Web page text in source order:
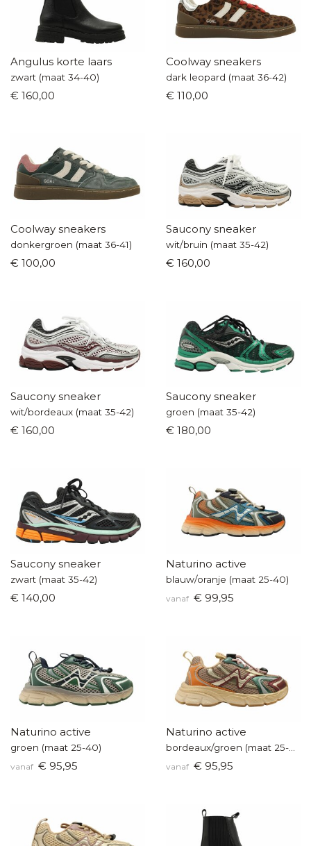
Angulus korte laars
zwart (maat 34-40)
€ 160,00
Coolway sneakers
dark leopard (maat 36-42)
€ 110,00
Coolway sneakers
donkergroen (maat 36-41)
€ 100,00
Saucony sneaker
wit/bruin (maat 35-42)
€ 160,00
Saucony sneaker
wit/bordeaux (maat 35-42)
€ 160,00
Saucony sneaker
groen (maat 35-42)
€ 180,00
Saucony sneaker
zwart (maat 35-42)
€ 140,00
Naturino active
blauw/oranje (maat 25-40)
vanaf € 99,95
Naturino active
groen (maat 25-40)
vanaf € 95,95
Naturino active
bordeaux/groen (maat 25-40)
vanaf € 95,95